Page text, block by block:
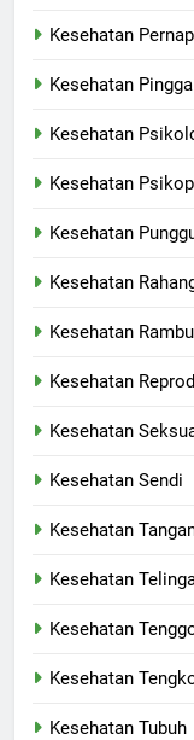
Kesehatan
Kesehatan
Kesehatan
Kesehatan
Kesehatan
Kesehatan
Kesehatan
Kesehatan
Kesehatan
Kesehatan Sendi
Kesehatan
Kesehatan
Kesehatan
Kesehatan
Kesehatan Tubuh